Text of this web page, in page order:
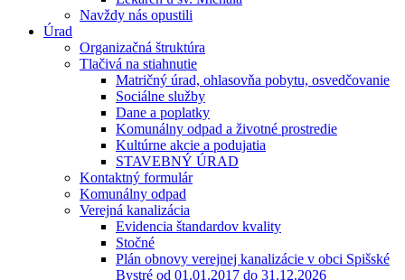
Navždy nás opustili
Úrad
Organizačná štruktúra
Tlačivá na stiahnutie
Matričný úrad, ohlasovňa pobytu, osvedčovanie
Sociálne služby
Dane a poplatky
Komunálny odpad a životné prostredie
Kultúrne akcie a podujatia
STAVEBNÝ ÚRAD
Kontaktný formulár
Komunálny odpad
Verejná kanalizácia
Evidencia štandardov kvality
Stočné
Plán obnovy verejnej kanalizácie v obci Spišské
Bystré od 01.01.2017 do 31.12.2026